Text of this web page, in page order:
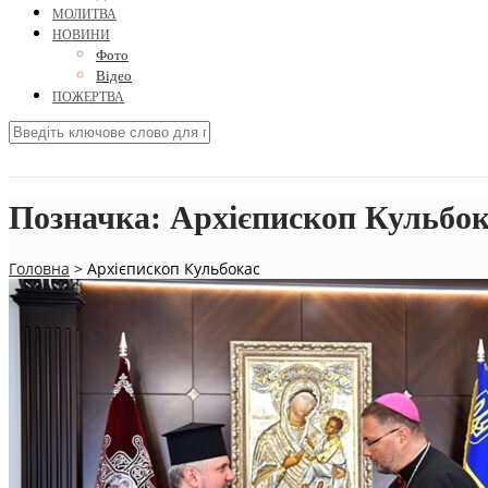
МОЛИТВА
НОВИНИ
Фото
Відео
ПОЖЕРТВА
Позначка: Архієпископ
Головна > Архієпископ Кульбокас